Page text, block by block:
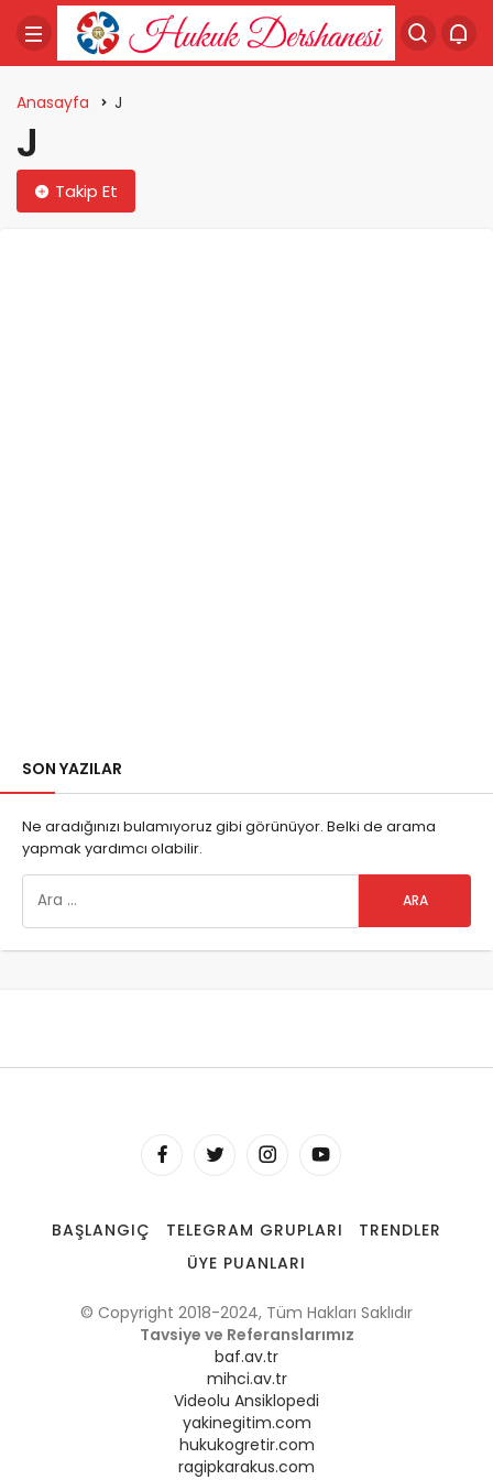
Anasayfa J
J
Takip Et
SON YAZILAR
Ne aradığınızı bulamıyoruz gibi görünüyor. Belki de arama
yapmak yardımcı olabilir.
BAŞLANGIÇ TELEGRAM GRUPLARI
TRENDLER
ÜYE PUANLARI
© Copyright 2018-2024, Tüm Hakları Saklıdır
Tavsiye ve Referanslarımız
baf.av.tr
mihci.av.tr
Videolu Ansiklopedi
yakinegitim.com
hukukogretir.com
ragipkarakus.com